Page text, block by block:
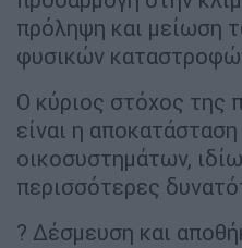
πρόληψη και μείωση
φυσικών
Ο κύριος στόχος της
είναι η
οικοσυστημάτων,
περισσότερες
? Δέσμευση και